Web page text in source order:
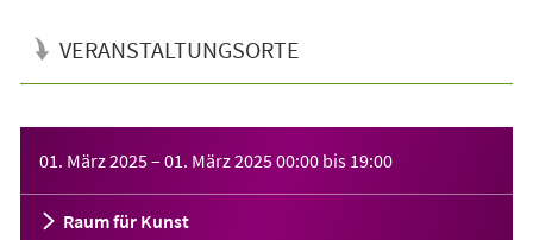
VERANSTALTUNGSORTE
01. März 2025– 01. März 202500:00 bis 19:00
Raum für Kunst